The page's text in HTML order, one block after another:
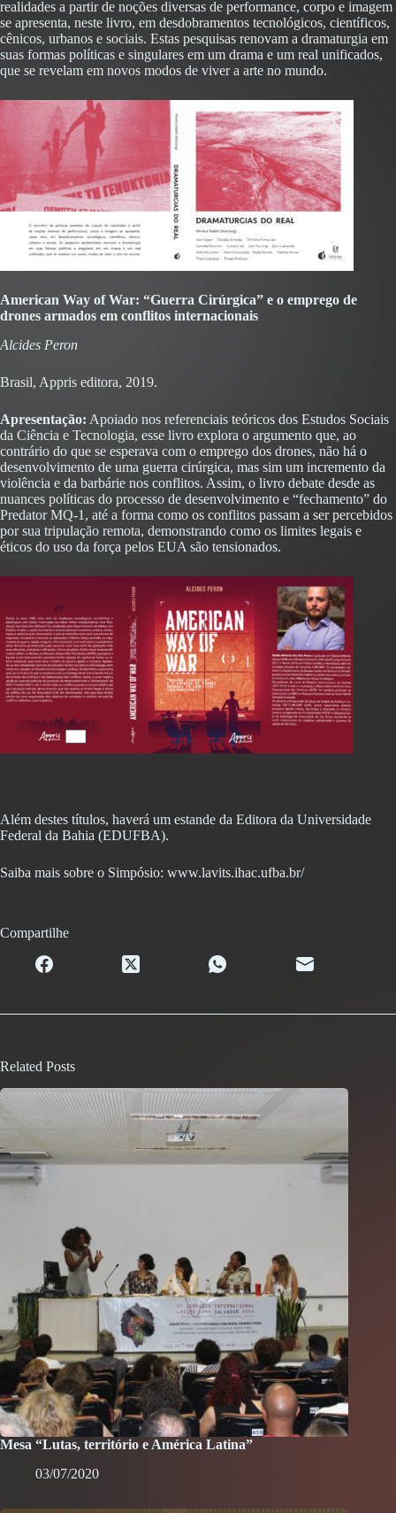
realidades a partir de noções diversas de performance, corpo e imagem
se apresenta, neste livro, em desdobramentos tecnológicos, científicos,
cênicos, urbanos e sociais. Estas pesquisas renovam a dramaturgia em
suas formas políticas e singulares em um drama e um real unificados,
que se revelam em novos modos de viver a arte no mundo.
American Way of War: “Guerra Cirúrgica” e o emprego de
drones armados em conflitos internacionais
Alcides Peron
Brasil, Appris editora, 2019.
Apresentação: Apoiado nos referenciais teóricos dos Estudos Sociais
da Ciência e Tecnologia, esse livro explora o argumento que, ao
contrário do que se esperava com o emprego dos drones, não há o
desenvolvimento de uma guerra cirúrgica, mas sim um incremento da
violência e da barbárie nos conflitos. Assim, o livro debate desde as
nuances políticas do processo de desenvolvimento e “fechamento” do
Predator MQ-1, até a forma como os conflitos passam a ser percebidos
por sua tripulação remota, demonstrando como os limites legais e
éticos do uso da força pelos EUA são tensionados.
Além destes títulos, haverá um estande da Editora da Universidade
Federal da Bahia (EDUFBA).
Saiba mais sobre o Simpósio: www.lavits.ihac.ufba.br/
Compartilhe
Related Posts
Mesa “Lutas, território e América Latina”
03/07/2020